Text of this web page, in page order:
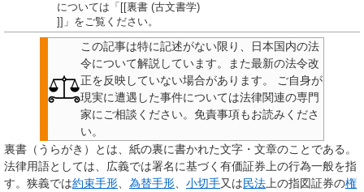
については「[[裏書 (古文書学)
]]」をご覧ください。
この記事は特に記述がない限り、日本国内の法
令について解説しています。また最新の法令改
正を反映していない場合があります。
ご自身が
現実に遭遇した事件については法律関連の専門
家にご相談ください。 免責事項もお読みくださ
い。
裏書 （うらがき）とは、紙の裏に書かれた文字・文章のことである。
法律用語としては、広義では署名に基づく有価証券上の行為一般を指
す。狭義では約束手形 為替手形 小切手又は民法 上の指図証券の権